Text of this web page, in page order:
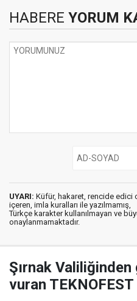
HABERE YORUM
UYARI: Küfür, hakaret, rencide edici
içeren, imla kuralları ile yazılmamış,
Türkçe karakter kullanılmayan ve
onaylanmamaktadır.
Şırnak
vuran